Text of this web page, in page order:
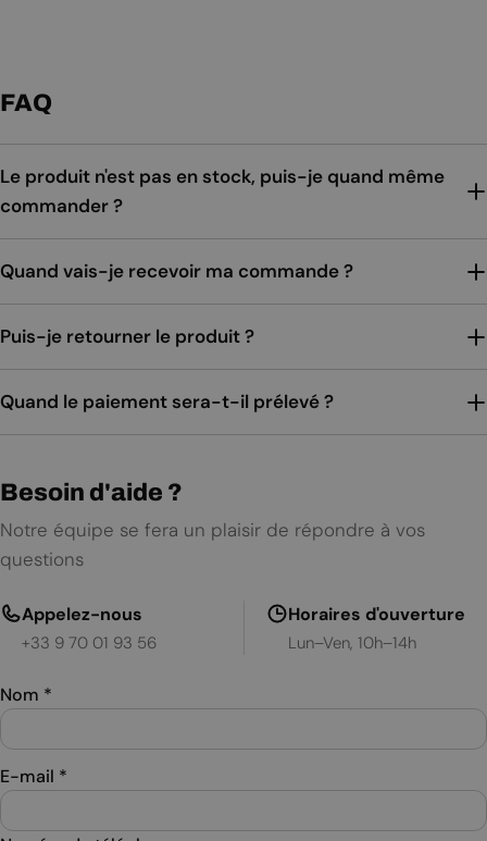
FAQ
Le produit n'est pas en stock, puis-je quand même
commander ?
Quand vais-je recevoir ma commande ?
Puis-je retourner le produit ?
Quand le paiement sera-t-il prélevé ?
Besoin d'aide ?
Notre équipe se fera un plaisir de répondre à vos
questions
Appelez-nous
+33 9 70 01 93 56
Horaires d'ouverture
Lun–Ven, 10h–14h
Nom *
E-mail *